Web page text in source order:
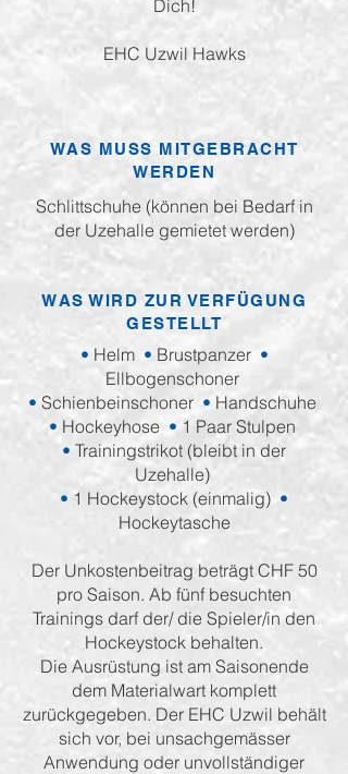
Dich!
EHC Uzwil Hawks
WAS MUSS MITGEBRACHT
WERDEN
Schlittschuhe (können bei Bedarf in
der Uzehalle gemietet werden)
WAS WIRD ZUR VERFÜGUNG
GESTELLT
• Helm • Brustpanzer •
Ellbogenschoner
• Schienbeinschoner • Handschuhe
• Hockeyhose • 1 Paar Stulpen
• Trainingstrikot (bleibt in der
Uzehalle)
• 1 Hockeystock (einmalig) •
Hockeytasche
Der Unkostenbeitrag beträgt CHF 50
pro Saison. Ab fünf besuchten
Trainings darf der/ die Spieler/in den
Hockeystock behalten.
Die Ausrüstung ist am Saisonende
dem Materialwart komplett
zurückgegeben. Der EHC Uzwil behält
sich vor, bei unsachgemässer
Anwendung oder unvollständiger